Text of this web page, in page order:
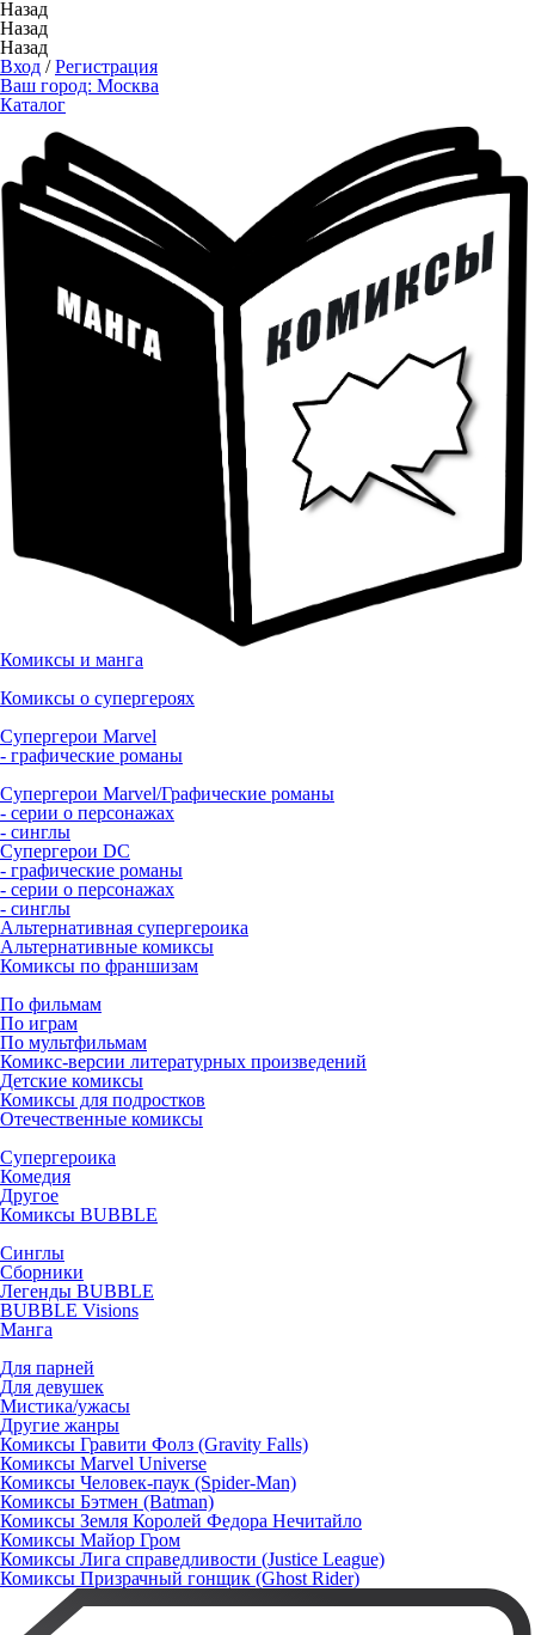
Назад
Назад
Назад
Вход /Регистрация
Ваш город: Москва
Каталог
Комиксы и манга
Комиксы о супергероях
Супергерои Marvel
- графические романы
Супергерои Marvel/Графические романы
- серии о персонажах
- синглы
Супергерои DC
- графические романы
- серии о персонажах
- синглы
Альтернативная супергероика
Альтернативные комиксы
Комиксы по франшизам
По фильмам
По играм
По мультфильмам
Комикс-версии литературных произведений
Детские комиксы
Комиксы для подростков
Отечественные комиксы
Супергероика
Комедия
Другое
Комиксы BUBBLE
Синглы
Сборники
Легенды BUBBLE
BUBBLE Visions
Манга
Для парней
Для девушек
Мистика/ужасы
Другие жанры
Комиксы Гравити Фолз (Gravity Falls)
Комиксы Marvel Universe
Комиксы Человек-паук (Spider-Man)
Комиксы Бэтмен (Batman)
Комиксы Земля Королей Федора Нечитайло
Комиксы Майор Гром
Комиксы Лига справедливости (Justice League)
Комиксы Призрачный гонщик (Ghost Rider)